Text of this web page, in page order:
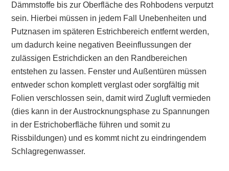
Dämmstoffe bis zur Oberfläche des Rohbodens verputzt
sein. Hierbei müssen in jedem Fall Unebenheiten und
Putznasen im späteren Estrichbereich entfernt werden,
um dadurch keine negativen Beeinflussungen der
zulässigen Estrichdicken an den Randbereichen
entstehen zu lassen. Fenster und Außentüren müssen
entweder schon komplett verglast oder sorgfältig mit
Folien verschlossen sein, damit wird Zugluft vermieden
(dies kann in der Austrocknungsphase zu Spannungen
in der Estrichoberfläche führen und somit zu
Rissbildungen) und es kommt nicht zu eindringendem
Schlagregenwasser.